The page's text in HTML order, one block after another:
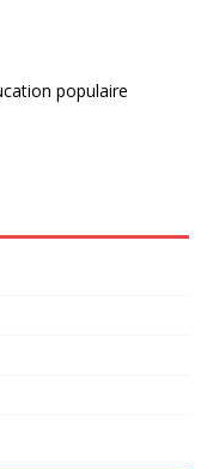
populaire